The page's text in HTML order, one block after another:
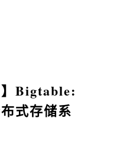
】Bigtable:
式存储系